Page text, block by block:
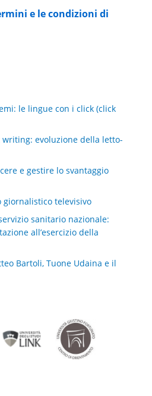
e le condizioni di
le lingue con i click (click
evoluzione della letto-
e gestire lo svantaggio
giornalistico televisivo
sanitario nazionale:
all’esercizio della
Bartoli, Tuone Udaina e il